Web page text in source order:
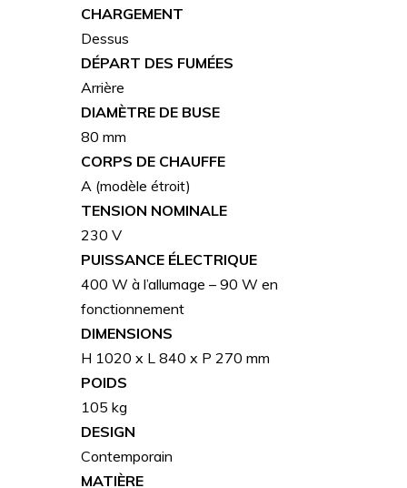
CHARGEMENT
Dessus
DÉPART DES FUMÉES
Arrière
DIAMÈTRE DE BUSE
80 mm
CORPS DE CHAUFFE
A (modèle étroit)
TENSION NOMINALE
230 V
PUISSANCE ÉLECTRIQUE
400 W à l’allumage – 90 W en
fonctionnement
DIMENSIONS
H 1020 x L 840 x P 270 mm
POIDS
105 kg
DESIGN
Contemporain
MATIÈRE